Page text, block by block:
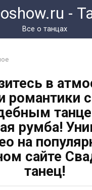
-
Все о танцах
в
романтики
румба!
на
сайте
танец!